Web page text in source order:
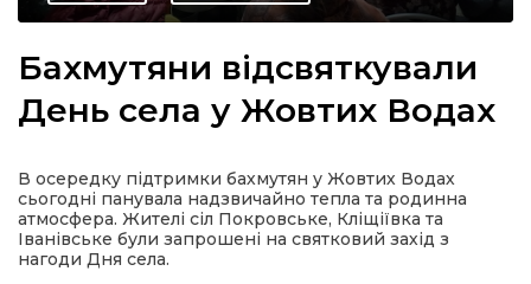
Бахмутяни відсвяткували
День села у Жовтих Водах
В осередку підтримки бахмутян у Жовтих Водах
сьогодні панувала надзвичайно тепла та родинна
атмосфера. Жителі сіл Покровське, Кліщіївка та
Іванівське були запрошені на святковий захід з
нагоди Дня села.